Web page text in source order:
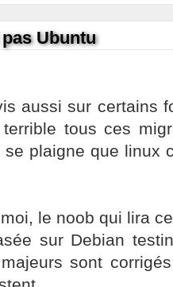
Ubuntu
aussi sur certains
tous ces
se plaigne que linux
le noob qui lira
sur Debian
sont